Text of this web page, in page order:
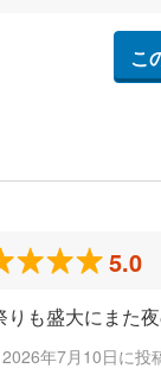
こ
5.0
も盛大にまた
年7月10日に投